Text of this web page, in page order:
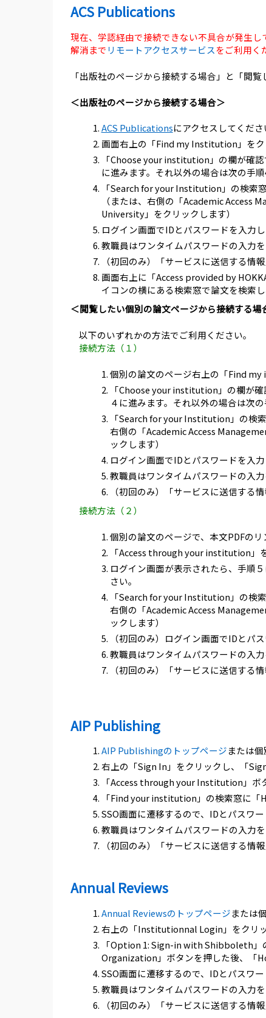
ACS Publications
現在、学認経由で接続できない不具合が発生
解消まで リモートアクセスサービスをご利用く
「出版社のページから接続する場合」と「閲
＜出版社のページから接続する場合＞
ACS Publicationsにアクセスしてくださ
画面右上の「Find my Institution」をク
「Choose your institution」の欄が確
に進みます。それ以外の場合は次の手順
「Search for your Institution」の検索
（または、右側の「Academic Access
University」をクリックします）
ログイン画面でIDとパスワードを入力
教職員はワンタイムパスワードの入力を
（初回のみ）「サービスに送信する情
画面右上に「Access provided by
イコンの横にある検索窓で論文を検索
＜閲覧したい個別の論文ページから接続する場
以下のいずれかの方法でご利用ください。
接続方法（１）
個別の論文のページ右上の「Find
「Choose your institution」の欄が
４に進みます。それ以外の場合は次の
「Search for your Institution」の検
右側の「Academic Access
ックします）
ログイン画面でIDとパスワードを入
教職員はワンタイムパスワードの入力
（初回のみ）「サービスに送信する
接続方法（２）
個別の論文のページで、本文PDFのリ
「Access through your institution」
ログイン画面が表示されたら、手順
さい。
「Search for your Institution」の検
右側の「Academic Access
ックします）
（初回のみ）ログイン画面でIDとパ
教職員はワンタイムパスワードの入力
（初回のみ）「サービスに送信する
AIP Publishing
AIP Publishingのトップページまたは
右上の「Sign In」をクリックし、「
「Access through your Institution」ボ
「Find your institution」の検索窓に「
SSO画面に遷移するので、IDとパスワ
教職員はワンタイムパスワードの入力を
（初回のみ）「サービスに送信する情
Annual Reviews
Annual Reviewsのトップページまたは
右上の「Institutionnal Login」をクリッ
「Option 1: Sign-in with Shibboleth
Organization」ボタンを押した後、「
SSO画面に遷移するので、IDとパスワ
教職員はワンタイムパスワードの入力を
（初回のみ）「サービスに送信する情